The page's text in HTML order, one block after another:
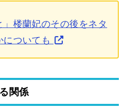
」楼蘭妃のその後をネタ
ついても
関係